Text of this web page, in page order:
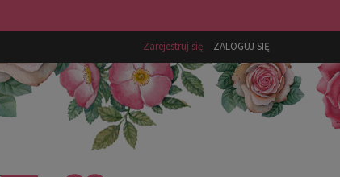
Zarejestruj się ZALOGUJ SIĘ